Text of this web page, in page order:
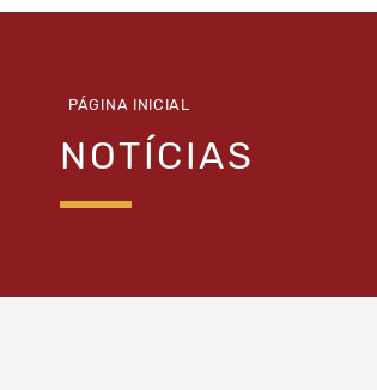
PÁGINA INICIAL
NOTÍCIAS